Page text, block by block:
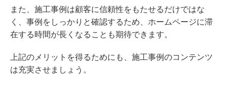
また、施工事例は顧客に信頼性をもたせるだけではな
く、事例をしっかりと確認するため、ホームページに滞
在する時間が長くなることも期待できます。
上記のメリットを得るためにも、施工事例のコンテンツ
は充実させましょう。